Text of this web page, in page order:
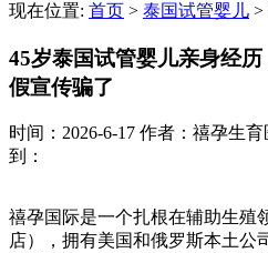
现在位置: 首页 > 泰国试管婴儿 >
45岁泰国试管婴儿亲身经
假宣传骗了
时间：2026-6-17 作者：禧孕生育
到：
禧孕国际是一个扎根在辅助生殖
店），拥有美国和俄罗斯本土公